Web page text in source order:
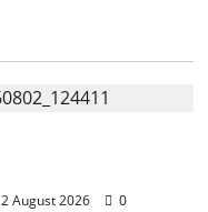
2 August 2026 0